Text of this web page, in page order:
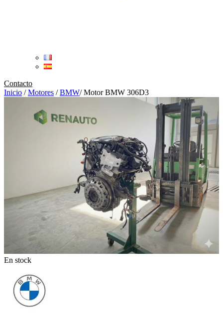
Contacto
Inicio / Motores / BMW/ Motor BMW 306D3
En stock